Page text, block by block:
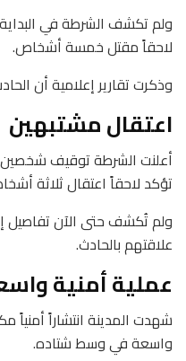
ولم تكشف الشرطة في
لاحقاً مقتل خمسة أشخاص.
وذكرت تقارير إعلامية أن
اعتقال مشتبهين
أعلنت الشرطة توقيف شخصين
تؤكد لاحقاً اعتقال ثلاثة
ولم تُكشف حتى الآن تفاصيل
علاقتهم بالحادث.
عملية أمنية
شهدت المدينة انتشاراً
واسعة في وسط شتاده.